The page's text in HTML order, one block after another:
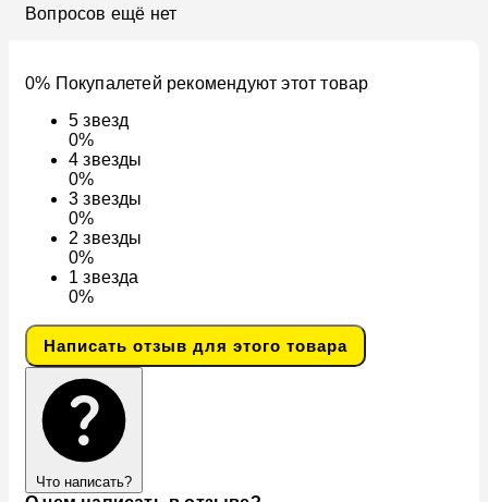
Вопросов ещё нет
0% Покупалетей рекомендуют этот товар
5звезд
0%
4звезды
0%
3звезды
0%
2звезды
0%
1звезда
0%
Написать отзыв для этого товара
Что написать?